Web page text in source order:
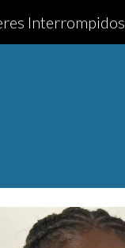
Interrompidos